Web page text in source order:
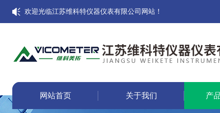
欢迎光临江苏维科特仪器仪表有限公司网站！
网站首页 关于我们 产